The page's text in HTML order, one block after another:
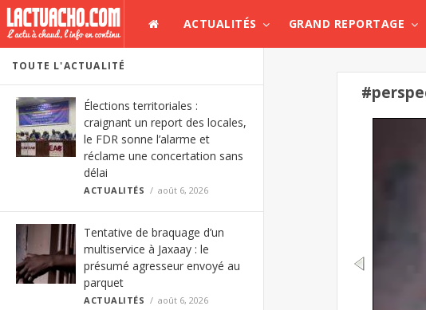
ACTUALITÉS GRAND REPORTAGE
TOUTE L'ACTUALITÉ
Élections territoriales :
craignant un report des locales,
le FDR sonne l’alarme et
réclame une concertation sans
délai
ACTUALITÉS août 6, 2026
Tentative de braquage d’un
multiservice à Jaxaay : le
présumé agresseur envoyé au
parquet
ACTUALITÉS août 6, 2026